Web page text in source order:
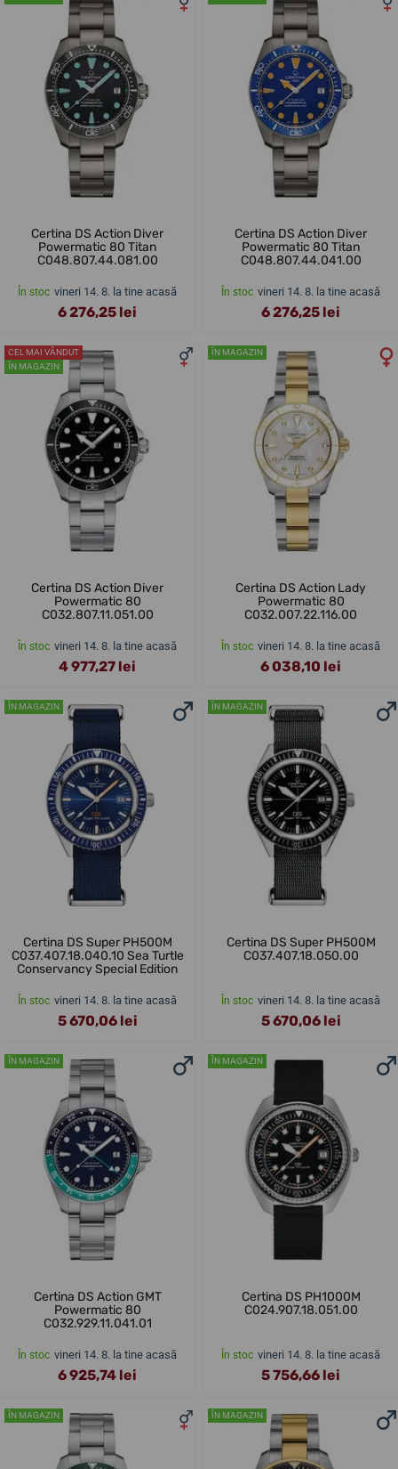
Certina DS Action Diver
Powermatic 80 Titan
C048.807.44.081.00
În stoc vineri 14. 8. la tine acasă
6 276,25 lei
Certina DS Action Diver
Powermatic 80 Titan
C048.807.44.041.00
În stoc vineri 14. 8. la tine acasă
6 276,25 lei
CEL MAI VÂNDUT
ÎN MAGAZIN
Certina DS Action Diver
Powermatic 80
C032.807.11.051.00
În stoc vineri 14. 8. la tine acasă
4 977,27 lei
ÎN MAGAZIN
Certina DS Action Lady
Powermatic 80
C032.007.22.116.00
În stoc vineri 14. 8. la tine acasă
6 038,10 lei
ÎN MAGAZIN
Certina DS Super PH500M
C037.407.18.040.10 Sea Turtle
Conservancy Special Edition
În stoc vineri 14. 8. la tine acasă
5 670,06 lei
ÎN MAGAZIN
Certina DS Super PH500M
C037.407.18.050.00
În stoc vineri 14. 8. la tine acasă
5 670,06 lei
ÎN MAGAZIN
Certina DS Action GMT
Powermatic 80
C032.929.11.041.01
În stoc vineri 14. 8. la tine acasă
6 925,74 lei
ÎN MAGAZIN
Certina DS PH1000M
C024.907.18.051.00
În stoc vineri 14. 8. la tine acasă
5 756,66 lei
ÎN MAGAZIN ÎN MAGAZIN